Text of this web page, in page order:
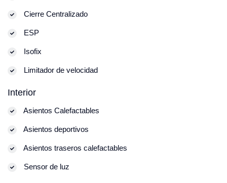
Cierre Centralizado
ESP
Isofix
Limitador de velocidad
Interior
Asientos Calefactables
Asientos deportivos
Asientos traseros calefactables
Sensor de luz